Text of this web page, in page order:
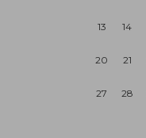
13 14
20 21
27 28